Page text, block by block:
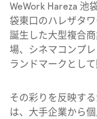
WeWork Hareza 池
袋東口のハレザタ
誕生した大型複合
場、シネマコンプ
ランドマークとして
その彩りを反映す
は、大手企業から